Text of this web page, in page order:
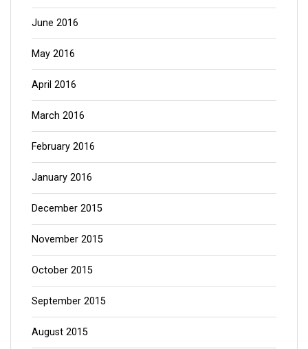
June 2016
May 2016
April 2016
March 2016
February 2016
January 2016
December 2015
November 2015
October 2015
September 2015
August 2015